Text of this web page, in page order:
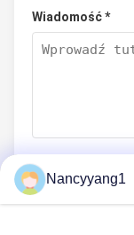
Wiadomość *
Nancyyang1